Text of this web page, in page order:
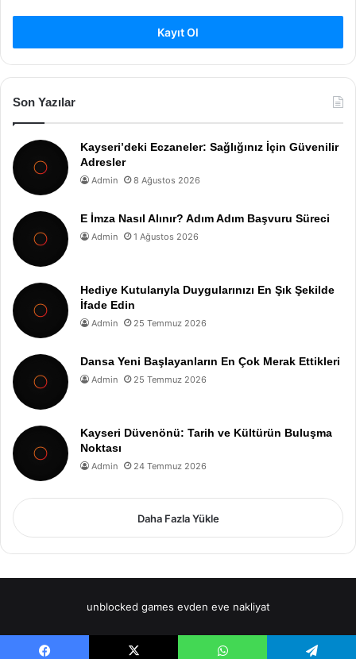
Kayıt Ol
Son Yazılar
Kayseri’deki Eczaneler: Sağlığınız İçin Güvenilir
Adresler
Admin 8 Ağustos 2026
E İmza Nasıl Alınır? Adım Adım Başvuru Süreci
Admin 1 Ağustos 2026
Hediye Kutularıyla Duygularınızı En Şık Şekilde
İfade Edin
Admin 25 Temmuz 2026
Dansa Yeni Başlayanların En Çok Merak Ettikleri
Admin 25 Temmuz 2026
Kayseri Düvenönü: Tarih ve Kültürün Buluşma
Noktası
Admin 24 Temmuz 2026
Daha Fazla Yükle
unblocked games evden eve nakliyat